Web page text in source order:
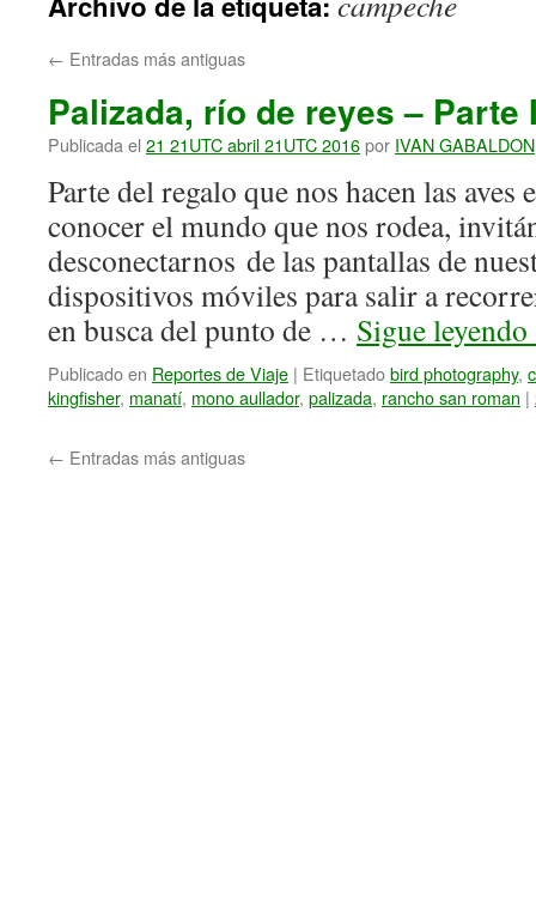
← Entradas más antiguas
Palizada, río de reyes – Parte
Publicada el 21 21UTC abril 21UTC 2016por IVAN GABALDON
Parte del regalo que nos hacen las aves
conocer el mundo que nos rodea,
desconectarnos de las pantallas de
dispositivos móviles para salir a
en busca del punto de … Sigue leyendo
Publicado en Reportes de Viaje | Etiquetadobird photography,
kingfisher, manatí, mono aullador, palizada, rancho san roman |
← Entradas más antiguas